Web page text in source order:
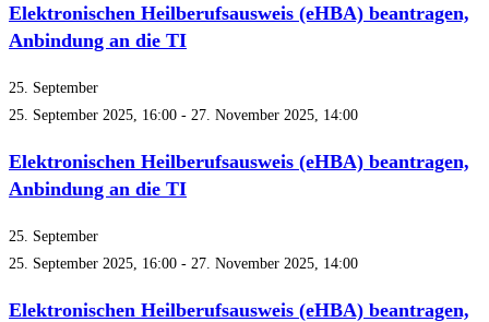
Elektronischen Heilberufsausweis (eHBA) beantragen,
Anbindung an die TI
25. September
25. September 2025, 16:00 - 27. November 2025, 14:00
Elektronischen Heilberufsausweis (eHBA) beantragen,
Anbindung an die TI
25. September
25. September 2025, 16:00 - 27. November 2025, 14:00
Elektronischen Heilberufsausweis (eHBA) beantragen,